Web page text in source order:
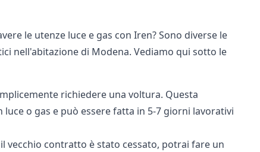
le utenze luce e gas con Iren? Sono diverse le
nell'abitazione di Modena. Vediamo qui sotto le
richiedere una voltura. Questa
o gas e può essere fatta in 5-7 giorni lavorativi
vecchio contratto è stato cessato, potrai fare un